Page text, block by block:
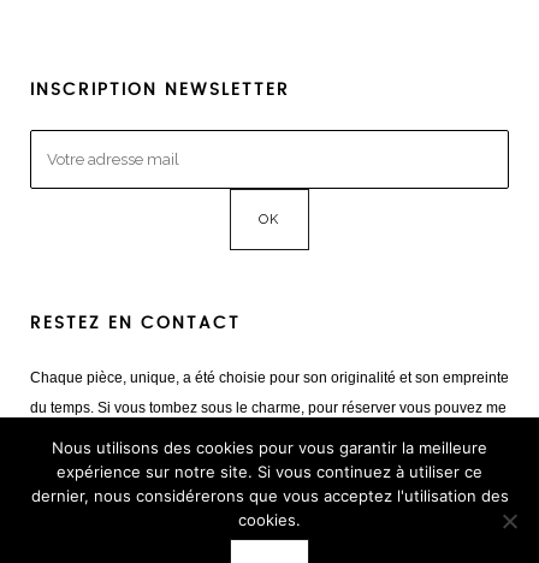
INSCRIPTION NEWSLETTER
RESTEZ EN CONTACT
Chaque pièce, unique, a été choisie pour son originalité et son empreinte
du temps. Si vous tombez sous le charme, pour réserver vous pouvez me
contacter
Mail :giulia@cestvintage.com
Tél : +33(0) 6 22 65 93 17
Nous utilisons des cookies pour vous garantir la meilleure
expérience sur notre site. Si vous continuez à utiliser ce
dernier, nous considérerons que vous acceptez l'utilisation des
cookies.